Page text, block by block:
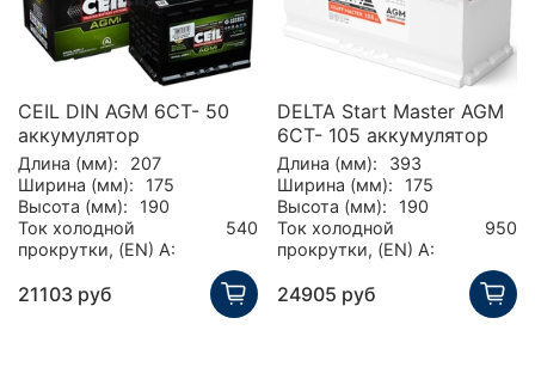
CEIL DIN AGM 6CT- 50
аккумулятор
Длина (мм):
207
Ширина (мм):
175
Высота (мм):
190
Ток холодной
прокрутки, (EN) А:
540
21103 руб
DELTA Start Master AGM
6CT- 105 аккумулятор
Длина (мм):
393
Ширина (мм):
175
Высота (мм):
190
Ток холодной
прокрутки, (EN) А:
950
24905 руб